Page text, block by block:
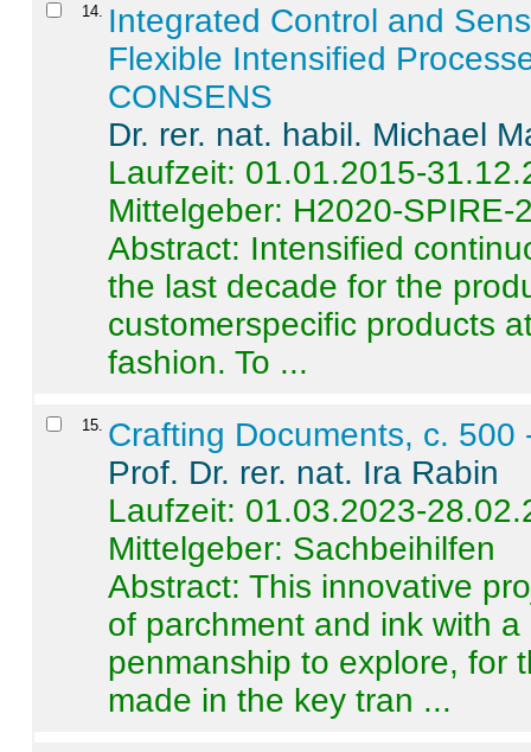
14
Integrated Control and
Flexible Intensified
CONSENS
Dr. rer. nat. habil. Michael
Laufzeit: 01.01.2015-
Mittelgeber: H2020-SPIRE-
Abstract: Intensified
the last decade for the
customerspecific products
fashion. To ...
15 Crafting Documents, c. 500
Prof. Dr. rer. nat. Ira Rabin
Laufzeit: 01.03.2023-
Mittelgeber: Sachbeihilfen
Abstract:This innovative
of parchment and ink with
penmanship to explore, for
made in the key tran ...